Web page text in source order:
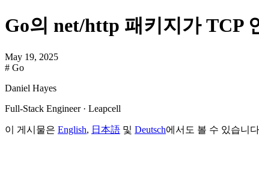
Go의 net/http 패키지가 TCP
May 19, 2025
# Go
Daniel Hayes
Full-Stack Engineer · Leapcell
이 게시물은 English, 日本語 및 Deutsch에서도 볼 수 있습니